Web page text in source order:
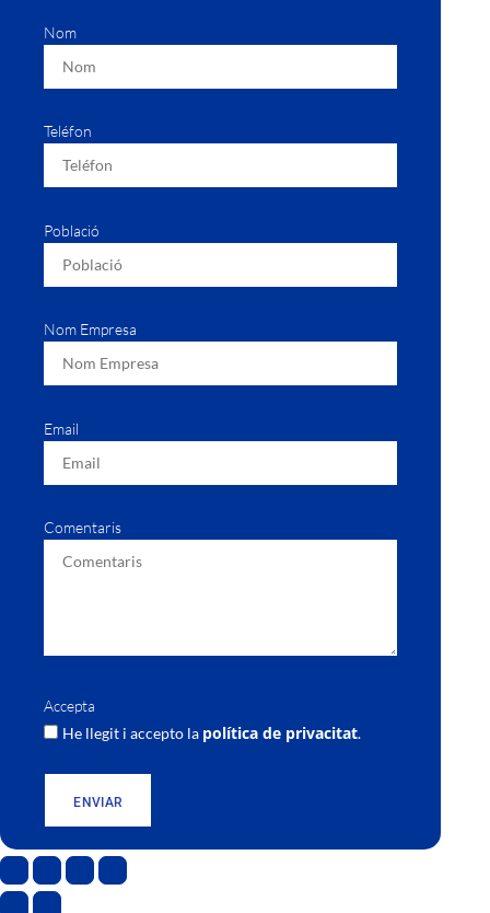
Nom
Teléfon
Població
Nom Empresa
Email
Comentaris
Accepta
He llegit i accepto la política de privacitat.
ENVIAR